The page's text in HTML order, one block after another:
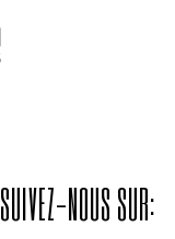
SUIVEZ-NOUS SUR: